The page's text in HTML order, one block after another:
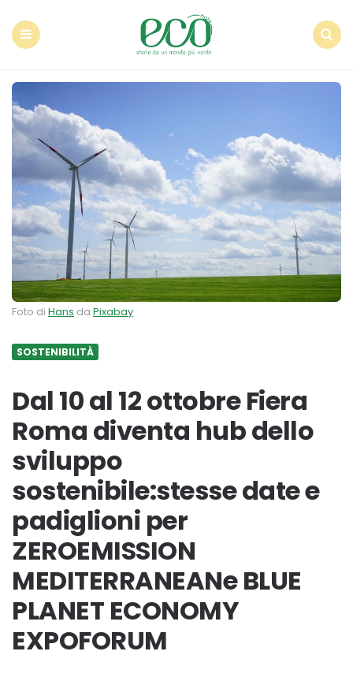
Foto di Hans da Pixabay
SOSTENIBILITÀ
Dal 10 al 12 ottobre Fiera
Roma diventa hub dello
sviluppo
sostenibile:stesse date e
padiglioni per
ZEROEMISSION
MEDITERRANEANe BLUE
PLANET ECONOMY
EXPOFORUM